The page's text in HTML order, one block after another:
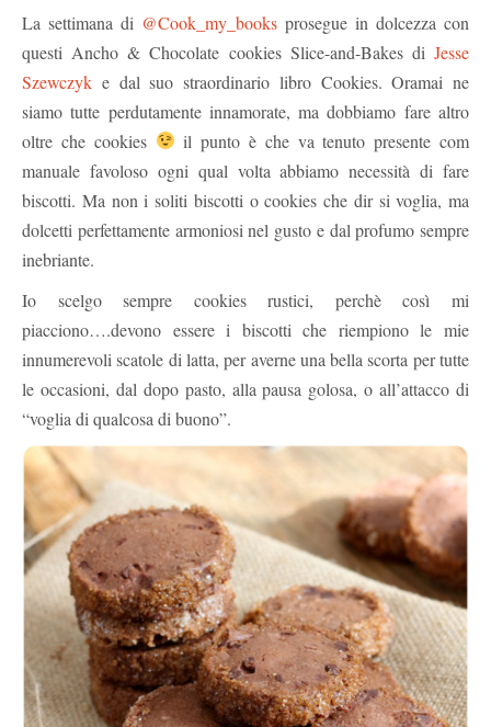
La settimana di @Cook_my_books prosegue in dolcezza con
questi Ancho & Chocolate cookies Slice-and-Bakes di Jesse
Szewczyk e dal suo straordinario libro Cookies. Oramai ne
siamo tutte perdutamente innamorate, ma dobbiamo fare altro
oltre che cookies
il punto è che va tenuto presente com
manuale favoloso ogni qual volta abbiamo necessità di fare
biscotti. Ma non i soliti biscotti o cookies che dir si voglia, ma
dolcetti perfettamente armoniosi nel gusto e dal profumo sempre
inebriante.
Io scelgo sempre cookies rustici, perchè così mi
piacciono….devono essere i biscotti che riempiono le mie
innumerevoli scatole di latta, per averne una bella scorta per tutte
le occasioni, dal dopo pasto, alla pausa golosa, o all’attacco di
“voglia di qualcosa di buono”.